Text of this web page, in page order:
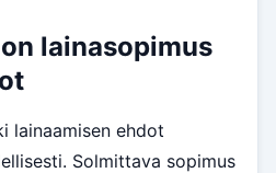
lainasopimus
lainaamisen ehdot
Solmittava sopimus